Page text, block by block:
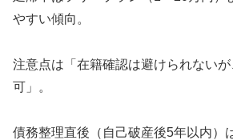
やすい傾向。
注意点は「在籍確認は避けられない
可」。
債務整理直後（自己破産後5年以内）